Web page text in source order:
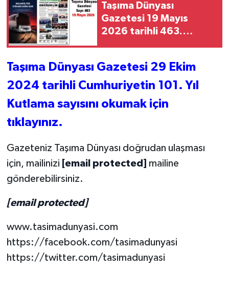
Taşıma Dünyası
Gazetesi 19 Mayıs
2026 tarihli 463.
Okuyabilirsiniz
Taşıma Dünyası Gazetesi 29 Ekim
2024 tarihli Cumhuriyetin 101. Yıl
Kutlama sayısını okumak için
tıklayınız.
Gazeteniz Taşıma Dünyası doğrudan ulaşması
için, mailinizi [email protected] mailine
gönderebilirsiniz.
[email protected]
www.tasimadunyasi.com
https://facebook.com/tasimadunyasi
https://twitter.com/tasimadunyasi